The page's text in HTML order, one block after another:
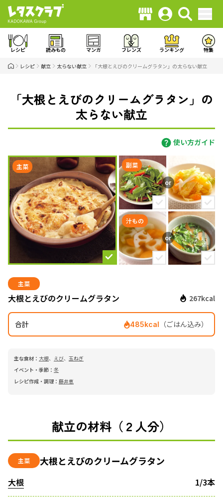
レシピ 読みもの マンガ フレンズ ランキング 特集
レシピ 献立 太らない献立 「大根とえびのクリームグラタン」の太らない献立
「大根とえびのクリームグラタン」の
太らない献立
使い方ガイド
主菜 副菜
汁もの
主菜
大根とえびのクリームグラタン 267kcal
合計 485kcal （ごはん込み）
主な食材： 大根、 えび、 玉ねぎ
イベント・季節： 冬
レシピ作成・調理： 藤井恵
献立の材料（２人分）
主菜 大根とえびのクリームグラタン
大根 1/3本